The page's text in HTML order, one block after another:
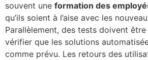
souvent une formation des
qu’ils soient à l’aise avec les
Parallèlement, des tests doivent
vérifier que les solutions
comme prévu. Les retours des